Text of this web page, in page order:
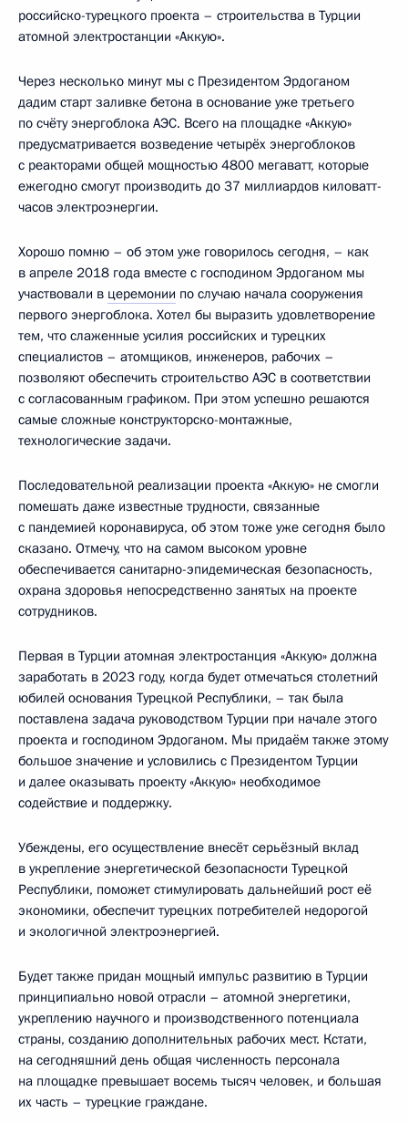
российско-турецкого проекта – строительства в Турции
атомной электростанции «Аккую».
Через несколько минут мы с Президентом Эрдоганом
дадим старт заливке бетона в основание уже третьего
по счёту энергоблока АЭС. Всего на площадке «Аккую»
предусматривается возведение четырёх энергоблоков
с реакторами общей мощностью 4800 мегаватт, которые
ежегодно смогут производить до 37 миллиардов киловатт-
часов электроэнергии.
Хорошо помню – об этом уже говорилось сегодня, – как
в апреле 2018 года вместе с господином Эрдоганом мы
участвовали в церемонии по случаю начала сооружения
первого энергоблока. Хотел бы выразить удовлетворение
тем, что слаженные усилия российских и турецких
специалистов – атомщиков, инженеров, рабочих –
позволяют обеспечить строительство АЭС в соответствии
с согласованным графиком. При этом успешно решаются
самые сложные конструкторско-монтажные,
технологические задачи.
Последовательной реализации проекта «Аккую» не смогли
помешать даже известные трудности, связанные
с пандемией коронавируса, об этом тоже уже сегодня было
сказано. Отмечу, что на самом высоком уровне
обеспечивается санитарно-эпидемическая безопасность,
охрана здоровья непосредственно занятых на проекте
сотрудников.
Первая в Турции атомная электростанция «Аккую» должна
заработать в 2023 году, когда будет отмечаться столетний
юбилей основания Турецкой Республики, – так была
поставлена задача руководством Турции при начале этого
проекта и господином Эрдоганом. Мы придаём также этому
большое значение и условились с Президентом Турции
и далее оказывать проекту «Аккую» необходимое
содействие и поддержку.
Убеждены, его осуществление внесёт серьёзный вклад
в укрепление энергетической безопасности Турецкой
Республики, поможет стимулировать дальнейший рост её
экономики, обеспечит турецких потребителей недорогой
и экологичной электроэнергией.
Будет также придан мощный импульс развитию в Турции
принципиально новой отрасли – атомной энергетики,
укреплению научного и производственного потенциала
страны, созданию дополнительных рабочих мест. Кстати,
на сегодняшний день общая численность персонала
на площадке превышает восемь тысяч человек, и большая
их часть – турецкие граждане.